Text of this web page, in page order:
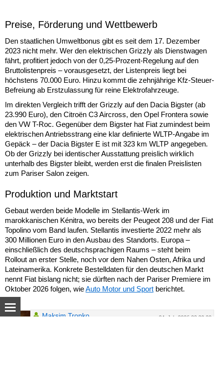
Preise, Förderung und Wettbewerb
Den staatlichen Umweltbonus gibt es seit dem 17. Dezember
2023 nicht mehr. Wer den elektrischen Grizzly als Dienstwagen
fährt, profitiert jedoch von der 0,25-Prozent-Regelung auf den
Bruttolistenpreis – vorausgesetzt, der Listenpreis liegt bei
höchstens 70.000 Euro. Hinzu kommt die zehnjährige Kfz-Steuer-
Befreiung ab Erstzulassung für reine Elektrofahrzeuge.
Im direkten Vergleich trifft der Grizzly auf den Dacia Bigster (ab
23.990 Euro), den Citroën C3 Aircross, den Opel Frontera sowie
den VW T-Roc. Gegenüber dem Bigster hat Fiat zumindest beim
elektrischen Antriebsstrang eine klar definierte WLTP-Angabe im
Gepäck – der Dacia Bigster E ist mit 323 km WLTP angegeben.
Ob der Grizzly bei identischer Ausstattung preislich wirklich
unterhalb des Bigster bleibt, werden erst die finalen Preislisten
zum Pariser Salon zeigen.
Produktion und Marktstart
Gebaut werden beide Modelle im Stellantis-Werk im
marokkanischen Kénitra, wo bereits der Peugeot 208 und der Fiat
Topolino vom Band laufen. Stellantis investierte 2022 mehr als
300 Millionen Euro in den Ausbau des Standorts. Europa –
einschließlich des deutschsprachigen Raums – steht beim
Rollout an erster Stelle, noch vor dem Nahen Osten, Afrika und
Lateinamerika. Konkrete Bestelldaten für den deutschen Markt
nennt Fiat bislang nicht; sie dürften nach der Pariser Premiere im
Oktober 2026 folgen, wieAuto Motor und Sport berichtet.
24. July 2026 22:39:29
Maksim Tropko